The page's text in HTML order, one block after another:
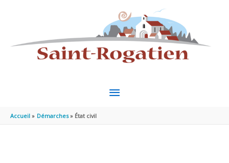
MENU
Accueil Démarches État civil